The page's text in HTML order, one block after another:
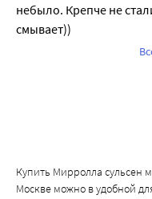
небыло. Крепче не
смывает))
Купить Мирролла сульсен
Москве можно в удобной